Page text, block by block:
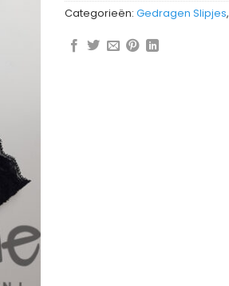
Categorieën: Gedragen Slipjes,